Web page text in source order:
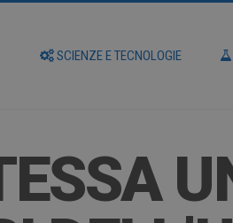
SCIENZE E TECNOLOGIE